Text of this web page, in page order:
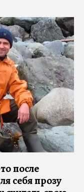
после
себя прозу